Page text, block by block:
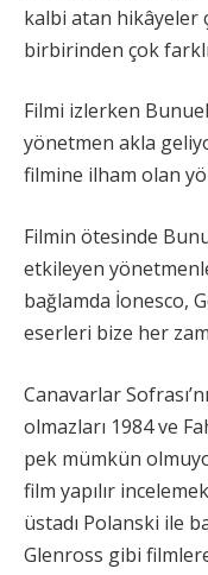
kalbi atan hikâyeler
birbirinden çok
Filmi izlerken
yönetmen akla
filmine ilham olan
Filmin ötesinde
etkileyen
bağlamda İonesco,
eserleri bize her
Canavarlar
olmazları 1984 ve
pek mümkün
film yapılır
üstadı Polanski ile
Glenross gibi